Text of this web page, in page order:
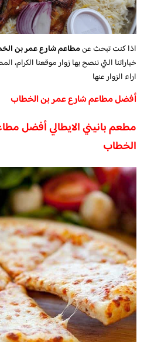
اذا كنت تبحث عنمطاعم شارع عمر بن
خياراتنا التي ننصح بها زوار موقعنا الكرام،
اراء الزوار عنها
أفضل مطاعم شارع عمر بن الخطاب
مطعم بانيني الايطالي أفضل
الخطاب